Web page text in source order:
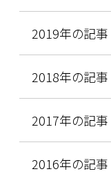
2019年の記事
2018年の記事
2017年の記事
2016年の記事